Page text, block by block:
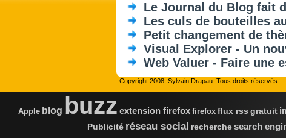
Le Journal du Blog fait
Les culs de bouteilles
Petit changement de
Visual Explorer - Un
Web Valuer - Faire une
Copyright 2008. Sylvain Drapau. Tous droits réservés
Apple blog buzz extension firefox firefox flux rss gratuit
Publicité réseau social recherche search